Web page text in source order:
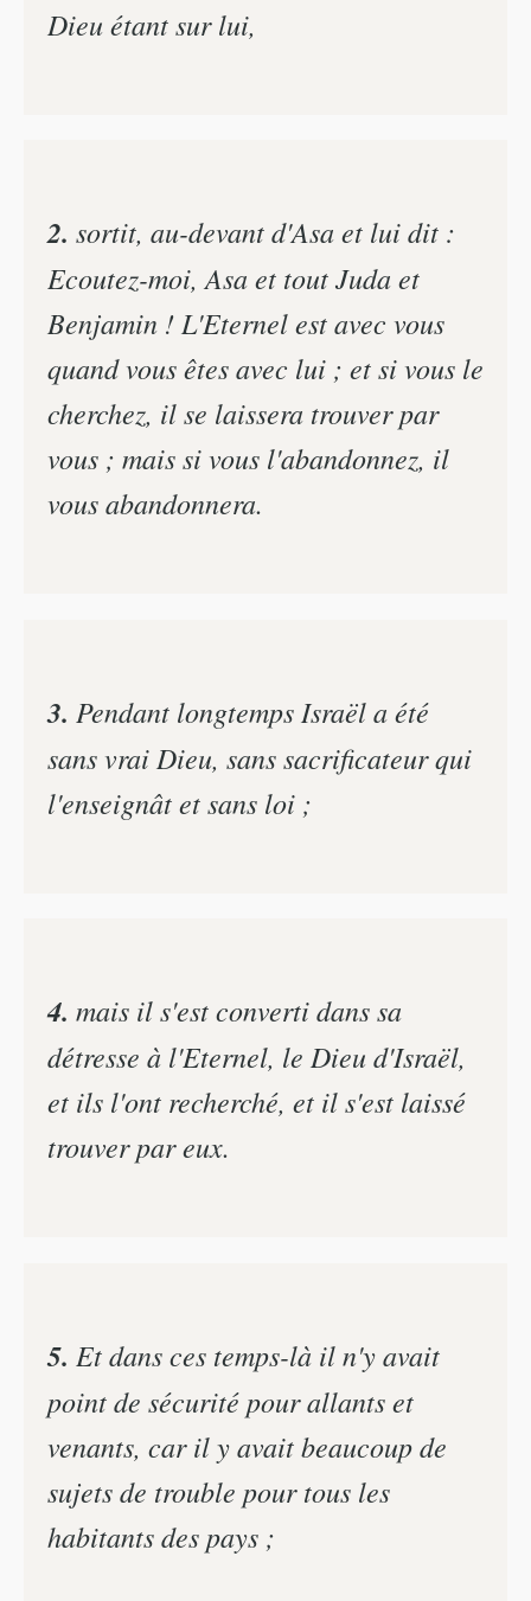
Dieu étant sur lui,
2. sortit, au-devant d'Asa et lui dit :
Ecoutez-moi, Asa et tout Juda et
Benjamin ! L'Eternel est avec vous
quand vous êtes avec lui ; et si vous le
cherchez, il se laissera trouver par
vous ; mais si vous l'abandonnez, il
vous abandonnera.
3. Pendant longtemps Israël a été
sans vrai Dieu, sans sacrificateur qui
l'enseignât et sans loi ;
4. mais il s'est converti dans sa
détresse à l'Eternel, le Dieu d'Israël,
et ils l'ont recherché, et il s'est laissé
trouver par eux.
5. Et dans ces temps-là il n'y avait
point de sécurité pour allants et
venants, car il y avait beaucoup de
sujets de trouble pour tous les
habitants des pays ;